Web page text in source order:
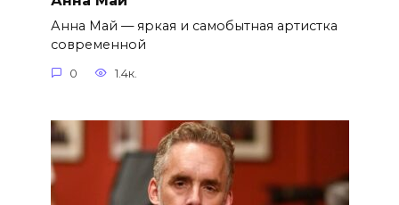
Анна Май — яркая и самобытная артистка
современной
0 1.4к.